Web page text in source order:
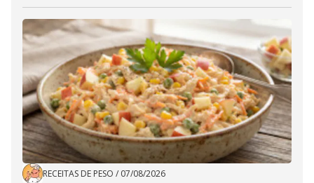
RECEITAS DE PESO / 07/08/2026